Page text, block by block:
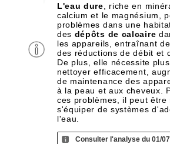
L'eau dure , riche en
calcium et le magnésium,
problèmes dans une
des dépôts de calcaire
les appareils, entraînant
des réductions de débit et
De plus, elle nécessite
nettoyer efficacement,
de maintenance des
à la peau et aux cheveux.
ces problèmes, il peut être
s'équiper de systèmes
l'eau.
Consulter l'analyse du 01/